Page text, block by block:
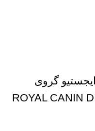
گروی
ROYAL CANIN